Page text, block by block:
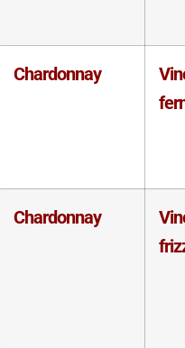
Chardonnay
Chardonnay